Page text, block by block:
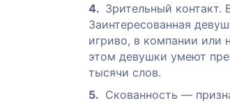
Зрительный контакт.
Заинтересованная
игриво, в компании или
этом девушки умеют
тысячи слов.
Скованность —